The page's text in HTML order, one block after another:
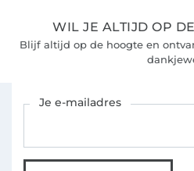
WIL JE ALTIJD OP
Blijf altijd op de hoogte en
Je e-mailadres